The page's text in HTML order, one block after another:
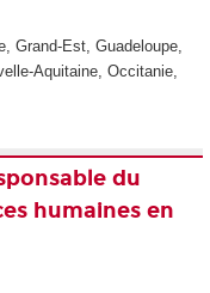
Grand-Est, Guadeloupe,
Aquitaine, Occitanie,
du
humaines en